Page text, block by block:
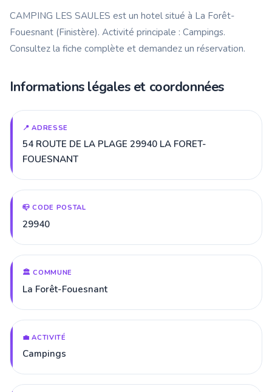
CAMPING LES SAULES est un hotel situé à La Forêt-
Fouesnant (Finistère). Activité principale : Campings.
Consultez la fiche complète et demandez un réservation.
Informations légales et coordonnées
📍 ADRESSE
54 ROUTE DE LA PLAGE 29940 LA FORET-
FOUESNANT
📪 CODE POSTAL
29940
🏛️ COMMUNE
La Forêt-Fouesnant
💼 ACTIVITÉ
Campings